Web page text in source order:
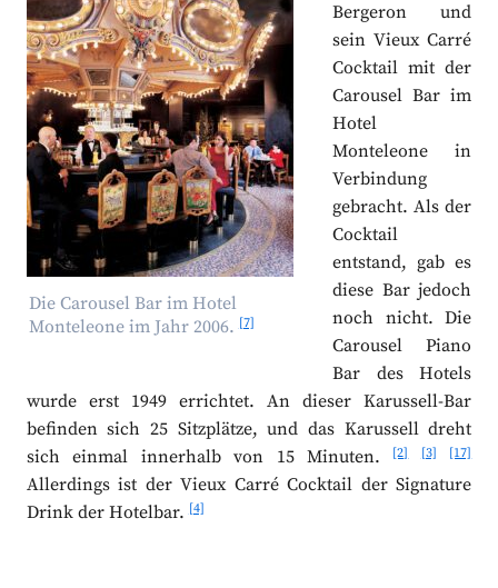
Die Carousel Bar im Hotel
Monteleone im Jahr 2006.[7]
Bergeron und
sein Vieux Carré
Cocktail mit der
Carousel Bar im
Hotel
Monteleone in
Verbindung
gebracht. Als der
Cocktail
entstand, gab es
diese Bar jedoch
noch nicht. Die
Carousel Piano
Bar des Hotels
wurde erst 1949 errichtet. An dieser Karussell-Bar
befinden sich 25 Sitzplätze, und das Karussell dreht
sich einmal innerhalb von 15 Minuten.
[2] [3] [17]
Allerdings ist der Vieux Carré Cocktail der Signature
Drink der Hotelbar.[4]